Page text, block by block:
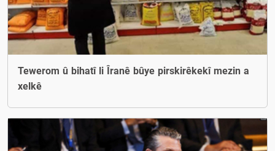
Tewerom û bihatî li Îranê bûye pirskirêkekî mezin a
xelkê